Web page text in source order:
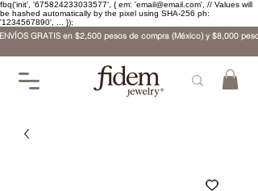
fbq('init', '675824233033577', { em: 'email@email.com', // Values will
be hashed automatically by the pixel using SHA-256 ph:
'1234567890', ... });
ENVÍOS GRATIS en $2,500 pesos de compra (México) y $8,000